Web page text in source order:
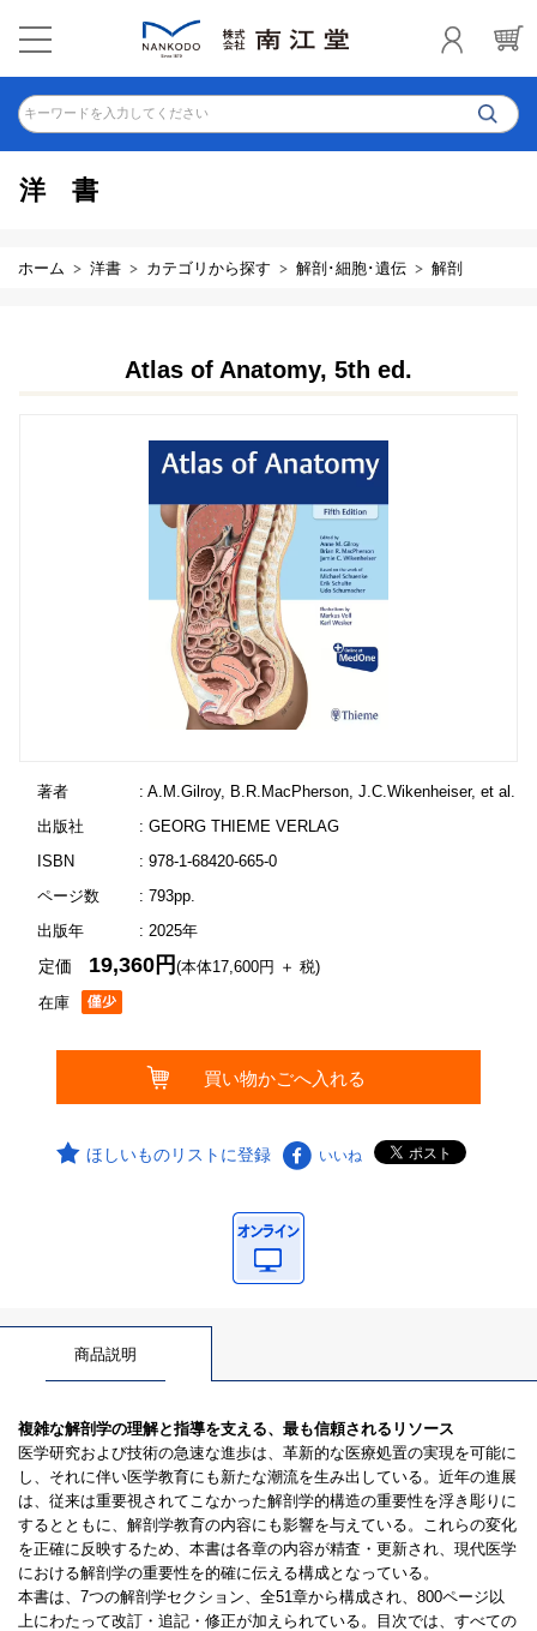
キーワードを入力してください
洋書
ホーム 洋書 カテゴリから探す 解剖･細胞･遺伝 解剖
Atlas of Anatomy, 5th ed.
著者
: A.M.Gilroy, B.R.MacPherson, J.C.Wikenheiser, et al.
出版社
: GEORG THIEME VERLAG
ISBN
: 978-1-68420-665-0
ページ数
: 793pp.
出版年
: 2025年
在庫
定価 19,360円(本体17,600円 ＋ 税)
ほしいものリストに登録 いいね
商品説明
複雑な解剖学の理解と指導を支える、最も信頼されるリソース
医学研究および技術の急速な進歩は、革新的な医療処置の実現を可能に
し、それに伴い医学教育にも新たな潮流を生み出している。近年の進展
は、従来は重要視されてこなかった解剖学的構造の重要性を浮き彫りに
するとともに、解剖学教育の内容にも影響を与えている。これらの変化
を正確に反映するため、本書は各章の内容が精査・更新され、現代医学
における解剖学の重要性を的確に伝える構成となっている。
本書は、7つの解剖学セクション、全51章から構成され、800ページ以
上にわたって改訂・追記・修正が加えられている。目次では、すべての